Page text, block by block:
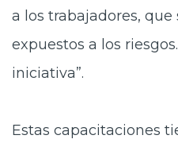
a los trabajadores,
expuestos a los
iniciativa”.
Estas capacitaciones